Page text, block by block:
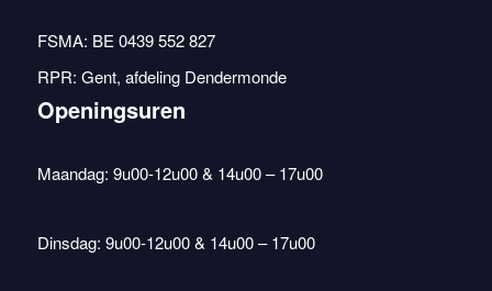
FSMA: BE 0439 552 827
RPR: Gent, afdeling Dendermonde
Openingsuren
Maandag: 9u00-12u00 & 14u00 – 17u00
Dinsdag: 9u00-12u00 & 14u00 – 17u00